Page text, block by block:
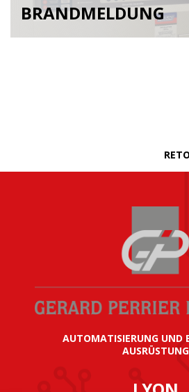
BRANDMELDUNG
AUTOMATISIERUNG UND
AUSRÜSTUNG